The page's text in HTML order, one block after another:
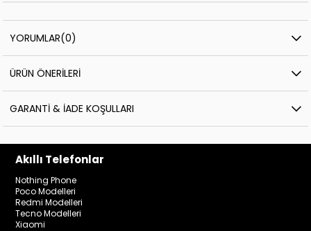
YORUMLAR(0)
ÜRÜN ÖNERILERI
GARANTI & İADE KOŞULLARI
Akıllı Telefonlar
Nothing Phone
Poco Modelleri
Redmi Modelleri
Tecno Modelleri
Xiaomi